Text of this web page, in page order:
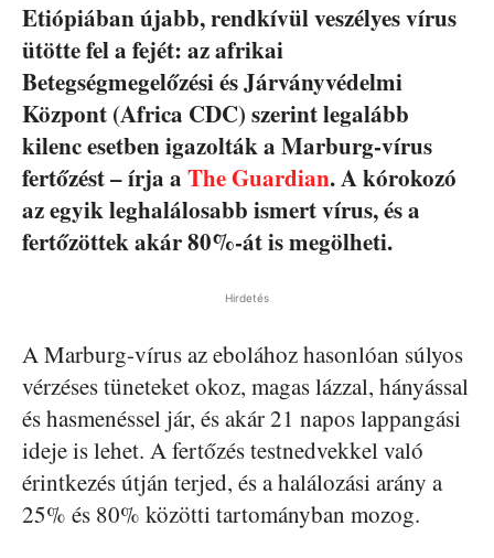
Etiópiában újabb, rendkívül veszélyes vírus
ütötte fel a fejét: az afrikai
Betegségmegelőzési és Járványvédelmi
Központ (Africa CDC) szerint legalább
kilenc esetben igazolták a Marburg-vírus
fertőzést – írja a The Guardian. A kórokozó
az egyik leghalálosabb ismert vírus, és a
fertőzöttek akár 80%-át is megölheti.
Hirdetés
A Marburg-vírus az ebolához hasonlóan súlyos
vérzéses tüneteket okoz, magas lázzal, hányással
és hasmenéssel jár, és akár 21 napos lappangási
ideje is lehet. A fertőzés testnedvekkel való
érintkezés útján terjed, és a halálozási arány a
25% és 80% közötti tartományban mozog.